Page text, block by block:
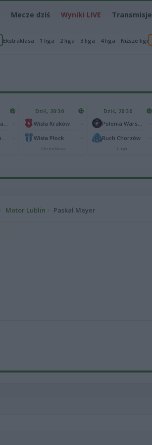
Mecze dziś Wyniki LIVE Transmisje
Ekstraklasa 1 liga 2 liga 3 liga 4 liga Niższe ligi
Dziś, 20:30
Wisła Kraków
Wisła Płock
Ekstraklasa
Dziś, 20:30
Ruch Chorzów
I liga
Motor Lublin Paskal Meyer